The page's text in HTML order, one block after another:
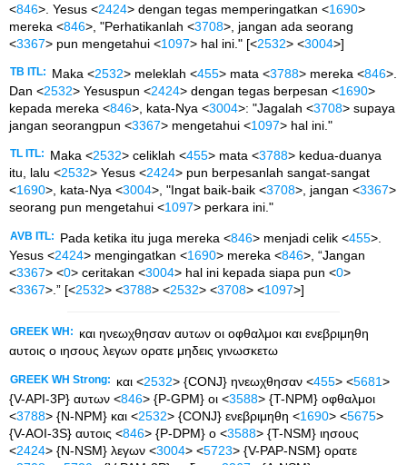
<846>. Yesus <2424> dengan tegas memperingatkan <1690>
mereka <846>, "Perhatikanlah <3708>, jangan ada seorang
<3367> pun mengetahui <1097> hal ini." [<2532> <3004>]
TB ITL: Maka <2532> meleklah <455> mata <3788> mereka <846>.
Dan <2532> Yesuspun <2424> dengan tegas berpesan <1690>
kepada mereka <846>, kata-Nya <3004>: "Jagalah <3708> supaya
jangan seorangpun <3367> mengetahui <1097> hal ini."
TL ITL: Maka <2532> celiklah <455> mata <3788> kedua-duanya
itu, lalu <2532> Yesus <2424> pun berpesanlah sangat-sangat
<1690>, kata-Nya <3004>, "Ingat baik-baik <3708>, jangan <3367>
seorang pun mengetahui <1097> perkara ini."
AVB ITL: Pada ketika itu juga mereka <846> menjadi celik <455>.
Yesus <2424> mengingatkan <1690> mereka <846>, “Jangan
<3367> <0> ceritakan <3004> hal ini kepada siapa pun <0>
<3367>.” [<2532> <3788> <2532> <3708> <1097>]
GREEK WH:
και ηνεωχθησαν αυτων οι οφθαλμοι και ενεβριμηθη
αυτοις ο ιησους λεγων ορατε μηδεις γινωσκετω
GREEK WH Strong: και <2532> {CONJ} ηνεωχθησαν <455> <5681>
{V-API-3P} αυτων <846> {P-GPM} οι <3588> {T-NPM} οφθαλμοι
<3788> {N-NPM} και <2532> {CONJ} ενεβριμηθη <1690> <5675>
{V-AOI-3S} αυτοις <846> {P-DPM} ο <3588> {T-NSM} ιησους
<2424> {N-NSM} λεγων <3004> <5723> {V-PAP-NSM} ορατε